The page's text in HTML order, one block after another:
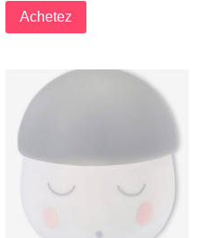
Achetez